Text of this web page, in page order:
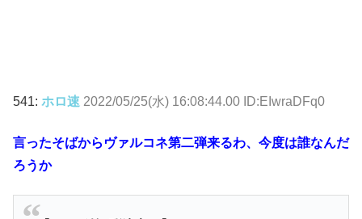
541: ホロ速 2022/05/25(水) 16:08:44.00 ID:EIwraDFq0
言ったそばからヴァルコネ第二弾来るわ、今度は誰なんだ
ろうか